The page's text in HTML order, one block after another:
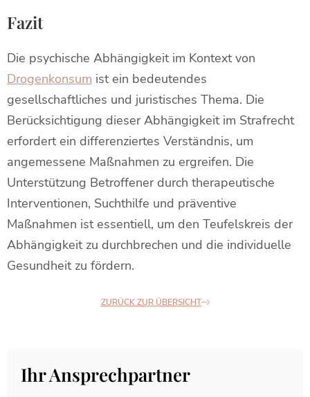
Fazit
Die psychische Abhängigkeit im Kontext von
Drogenkonsum ist ein bedeutendes
gesellschaftliches und juristisches Thema. Die
Berücksichtigung dieser Abhängigkeit im Strafrecht
erfordert ein differenziertes Verständnis, um
angemessene Maßnahmen zu ergreifen. Die
Unterstützung Betroffener durch therapeutische
Interventionen, Suchthilfe und präventive
Maßnahmen ist essentiell, um den Teufelskreis der
Abhängigkeit zu durchbrechen und die individuelle
Gesundheit zu fördern.
ZURÜCK ZUR ÜBERSICHT
Ihr Ansprechpartner